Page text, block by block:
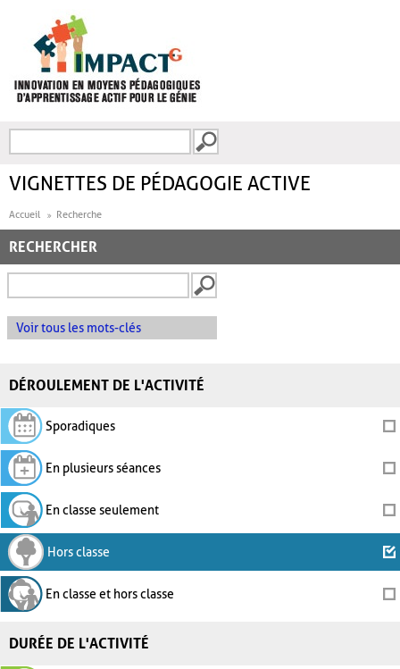
FORMULAIRE DE
VIGNETTES DE PÉDAGOGIE ACTIVE
Accueil Recherche
RECHERCHER
Voir tous les mots-clés
DÉROULEMENT DE L'ACTIVITÉ
Sporadiques
En plusieurs séances
En classe seulement
Hors classe
En classe et hors classe
DURÉE DE L'ACTIVITÉ